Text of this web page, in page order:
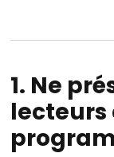
1. Ne
lecteurs